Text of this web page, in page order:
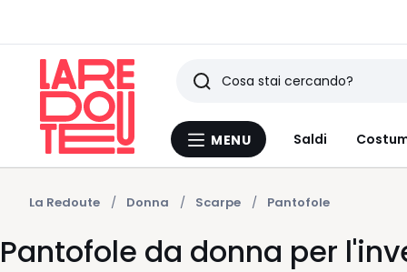
Menu
MENU Saldi
Ricerca
Ultimi
articoli
visti
La Redoute Donna Scarpe Pantofole
Pantofole da donna per